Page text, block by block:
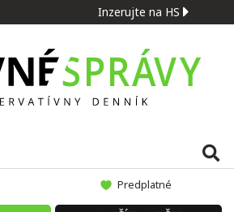
Inzerujte na HS
Predplatné